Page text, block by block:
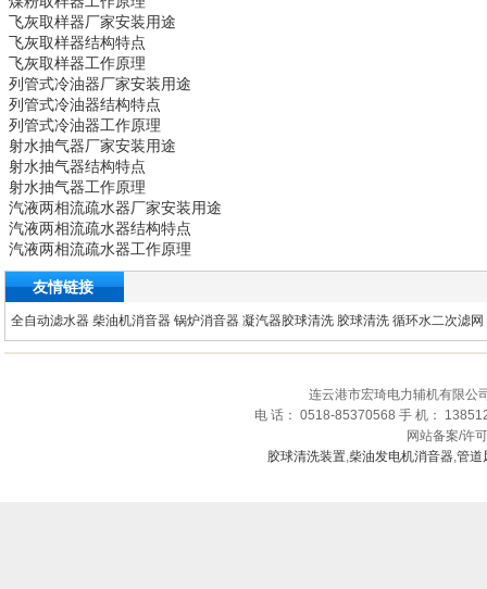
飞灰取样器厂家安装用途
飞灰取样器结构特点
飞灰取样器工作原理
列管式冷油器厂家安装用途
列管式冷油器结构特点
列管式冷油器工作原理
射水抽气器厂家安装用途
射水抽气器结构特点
射水抽气器工作原理
汽液两相流疏水器厂家安装用途
汽液两相流疏水器结构特点
汽液两相流疏水器工作原理
友情链接
全自动滤水器 柴油机消音器 锅炉消音器 凝汽器胶球清洗 胶球清洗 循环水二次滤网
连云港市宏琦电力辅机有限公
电 话： 0518-85370568 手 机：
网站备案/许
胶球清洗装置,柴油发电机消音器,管道